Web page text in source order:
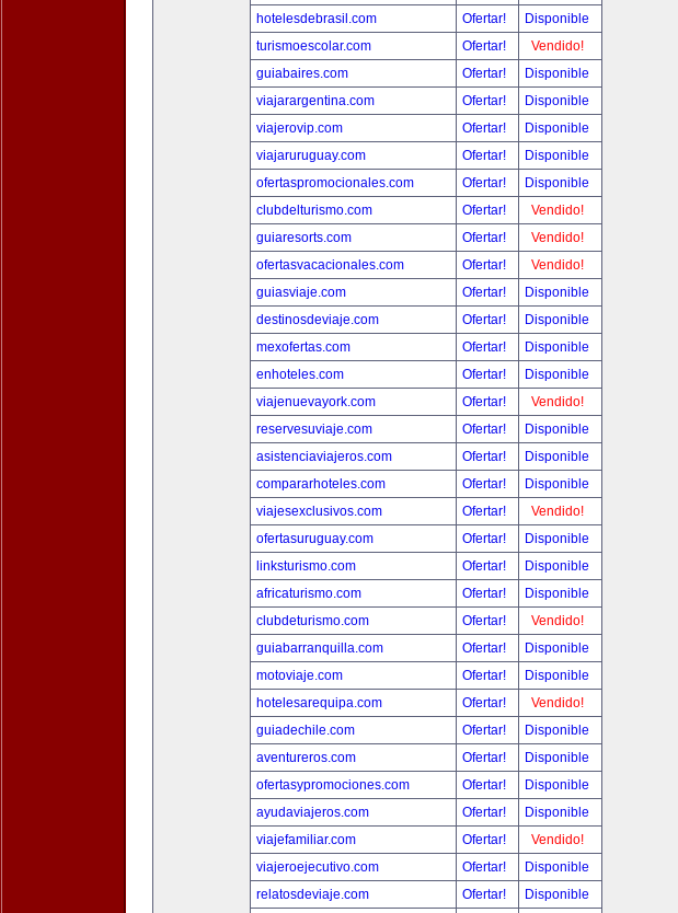
hotelesdebrasil.com
Ofertar!
Disponible
turismoescolar.com
Ofertar!
Vendido!
guiabaires.com
Ofertar!
Disponible
viajarargentina.com
Ofertar!
Disponible
viajerovip.com
Ofertar!
Disponible
viajaruruguay.com
Ofertar!
Disponible
ofertaspromocionales.com
Ofertar!
Disponible
clubdelturismo.com
Ofertar!
Vendido!
guiaresorts.com
Ofertar!
Vendido!
ofertasvacacionales.com
Ofertar!
Vendido!
guiasviaje.com
Ofertar!
Disponible
destinosdeviaje.com
Ofertar!
Disponible
mexofertas.com
Ofertar!
Disponible
enhoteles.com
Ofertar!
Disponible
viajenuevayork.com
Ofertar!
Vendido!
reservesuviaje.com
Ofertar!
Disponible
asistenciaviajeros.com
Ofertar!
Disponible
compararhoteles.com
Ofertar!
Disponible
viajesexclusivos.com
Ofertar!
Vendido!
ofertasuruguay.com
Ofertar!
Disponible
linksturismo.com
Ofertar!
Disponible
africaturismo.com
Ofertar!
Disponible
clubdeturismo.com
Ofertar!
Vendido!
guiabarranquilla.com
Ofertar!
Disponible
motoviaje.com
Ofertar!
Disponible
hotelesarequipa.com
Ofertar!
Vendido!
guiadechile.com
Ofertar!
Disponible
aventureros.com
Ofertar!
Disponible
ofertasypromociones.com
Ofertar!
Disponible
ayudaviajeros.com
Ofertar!
Disponible
viajefamiliar.com
Ofertar!
Vendido!
viajeroejecutivo.com
Ofertar!
Disponible
relatosdeviaje.com
Ofertar!
Disponible